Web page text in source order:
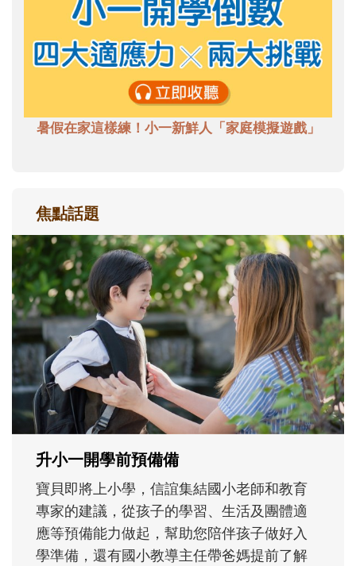
暑假在家這樣練！小一新鮮人「家庭模擬遊戲」
焦點話題
和孩子一起長大的那個男人│讀懂父親的
不同模樣
沒有人天生就擅長當爸爸！男人總是在一次
次「前所未有」的體驗中，跟著孩子一起長
大。從給予安全感的肢體遊戲，到獨立自
主、角色認同及解決問題的能力養成。爸爸
正嘗試用不同的模樣，參與孩子每個重要的